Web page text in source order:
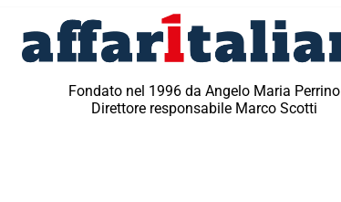
Fondato nel 1996 da Angelo Maria Perrino
Direttore responsabile Marco Scotti